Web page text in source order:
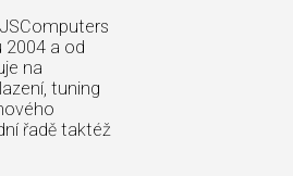
2004 a od
na
tuning
řadě taktéž